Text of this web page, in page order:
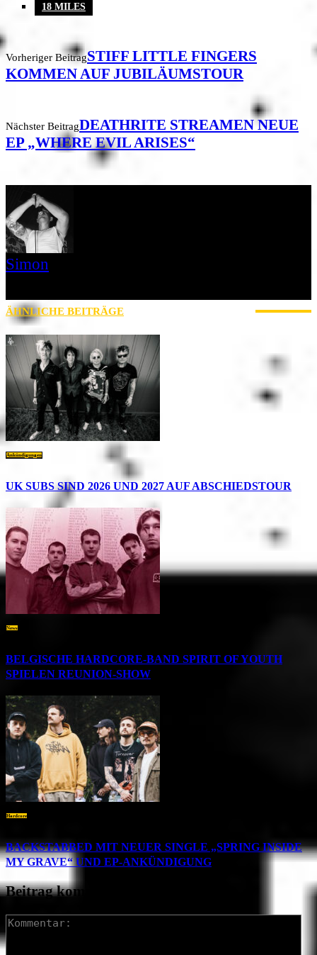
18 MILES
Vorheriger BeitragSTIFF LITTLE FINGERS
KOMMEN AUF JUBILÄUMSTOUR
Nächster BeitragDEATHRITE STREAMEN NEUE
EP „WHERE EVIL ARISES“
Simon
ÄHNLICHE BEITRÄGE
Ankündigungen
UK SUBS SIND 2026 UND 2027 AUF ABSCHIEDSTOUR
News
BELGISCHE HARDCORE-BAND SPIRIT OF YOUTH
SPIELEN REUNION-SHOW
Hardcore
BACKSTABBED MIT NEUER SINGLE „SPRING INSIDE
MY GRAVE“ UND EP-ANKÜNDIGUNG
Beitrag kommentieren